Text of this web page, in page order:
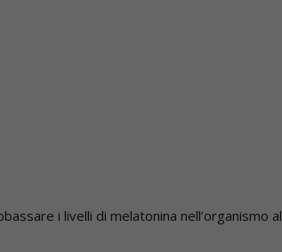
i livelli di melatonina nell’organismo al